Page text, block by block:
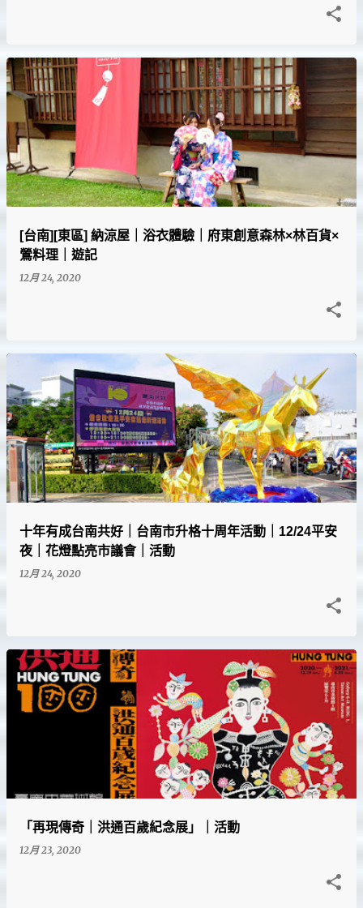
[台南][東區] 納涼屋｜浴衣體驗｜府東創意森林×林百貨×
鶯料理｜遊記
12月 24, 2020
十年有成台南共好｜台南市升格十周年活動｜12/24平安
夜｜花燈點亮市議會｜活動
12月 24, 2020
「再現傳奇｜洪通百歲紀念展」｜活動
12月 23, 2020